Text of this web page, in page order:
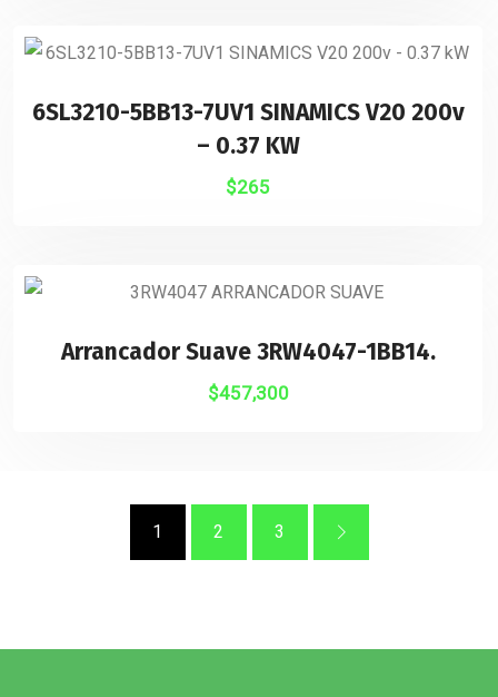
6SL3210-5BB13-7UV1 SINAMICS V20 200v
– 0.37 KW
$265
Arrancador Suave 3RW4047-1BB14.
$457,300
1 2 3